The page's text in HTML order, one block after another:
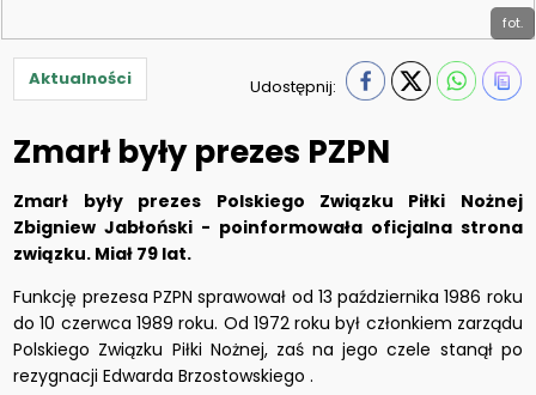
fot.
Aktualności Udostępnij:
Zmarł były prezes PZPN
Zmarł były prezes Polskiego Związku Piłki Nożnej
Zbigniew Jabłoński - poinformowała oficjalna strona
związku. Miał 79 lat.
Funkcję prezesa PZPN sprawował od 13 października 1986 roku
do 10 czerwca 1989 roku. Od 1972 roku był członkiem zarządu
Polskiego Związku Piłki Nożnej, zaś na jego czele stanął po
rezygnacji Edwarda Brzostowskiego .